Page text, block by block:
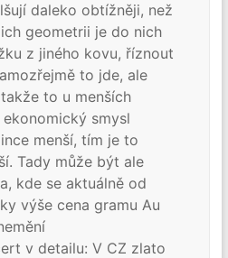
daleko obtížněji, než
geometrii je do nich
z jiného kovu, říznout
to jde, ale
to u menších
smysl
menší, tím je to
Tady může být ale
kde se aktuálně od
výše cena gramu Au
v detailu: V CZ zlato